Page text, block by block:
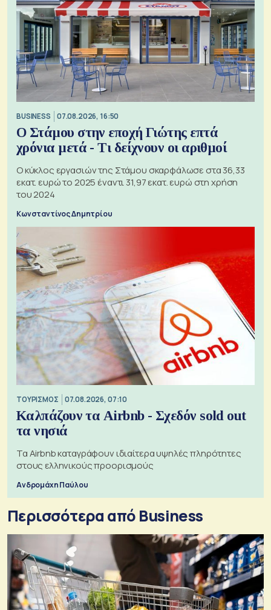
BUSINESS 07.08.2026, 16:50
Ο Στάμου στην εποχή Γιώτης επτά
χρόνια μετά - Τι δείχνουν οι αριθμοί
Ο κύκλος εργασιών της Στάμου σκαρφάλωσε στα 36,33
εκατ. ευρώ το 2025 έναντι 31,97 εκατ. ευρώ στη χρήση
του 2024
Κωνσταντίνος Δημητρίου
ΤΟΥΡΙΣΜΟΣ 07.08.2026, 07:10
Καλπάζουν τα Airbnb - Σχεδόν sold out
τα νησιά
Τα Airbnb καταγράφουν ιδιαίτερα υψηλές πληρότητες
στους ελληνικούς προορισμούς
Ανδρομάχη Παύλου
Περισσότερα από Business